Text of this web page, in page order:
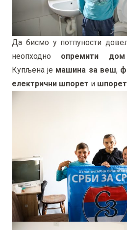
Да бисмо у потпуности
неопходно опремити
Купљена је машина за веш,
електрични шпорет и шпорет